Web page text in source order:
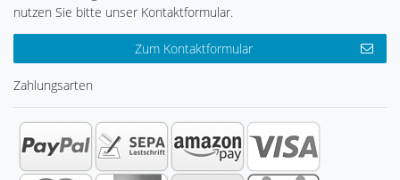
nutzen Sie bitte unser Kontaktformular.
Zum Kontaktformular
Zahlungsarten